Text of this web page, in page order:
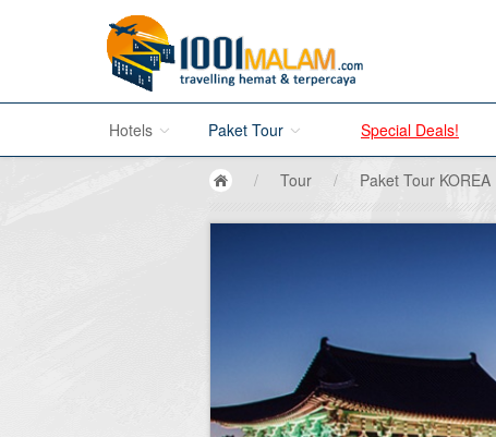
Hotels
Hotel di Malang
Paket Tour
Promo Paket Tour Wisata
Tour di Karimun Jawa
Tour di Banyuwangi
Special Deals!
/ Tour / Paket Tour KOREA